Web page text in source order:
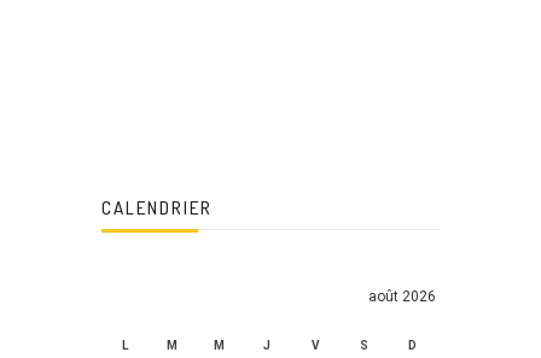
CALENDRIER
août 2026
L M M J V S D